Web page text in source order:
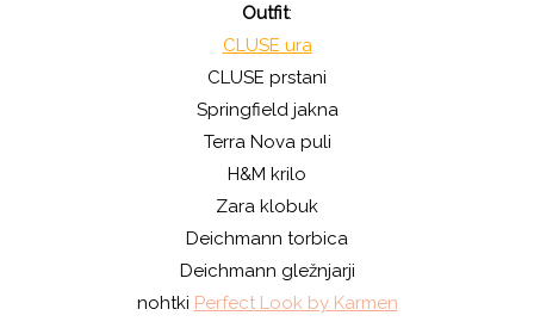
Outfit:
CLUSE ura
CLUSE prstani
Springfield jakna
Terra Nova puli
H&M krilo
Zara klobuk
Deichmann torbica
Deichmann gležnjarji
nohtki Perfect Look by Karmen